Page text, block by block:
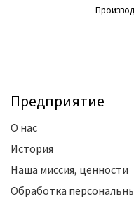
Предприятие
О нас
История
Наша миссия, ценности
Обработка